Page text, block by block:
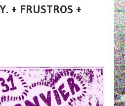
+ FRUSTROS +